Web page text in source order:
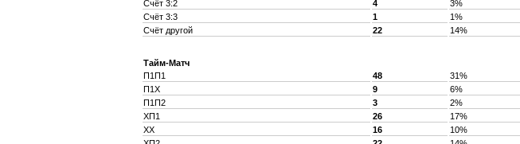
Счёт 3:2
4
3%
Счёт 3:3
1
1%
Счёт другой
22 14%
Тайм-Матч
П1П1
48
31%
П1X
9
6%
П1П2
3
2%
XП1
26
17%
XX
16
10%